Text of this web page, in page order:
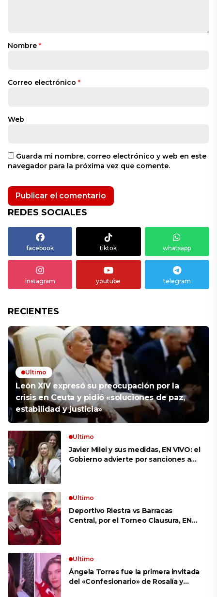
Nombre *
Correo electrónico *
Web
Guarda mi nombre, correo electrónico y web en este
navegador para la próxima vez que comente.
REDES SOCIALES
facebook tiktok whatsapp
instagram youtube telegram
RECIENTES
Ultimo
León XIV expresó su preocupación por la
crisis en Ceuta y pidió «soluciones de paz,
estabilidad y justicia»
Ultimo
Javier Milei y sus medidas, EN VIVO: el
Gobierno advierte por sanciones a
tierras a extranjeros
Ultimo
Deportivo Riestra vs Barracas
Central, por el Torneo Clausura, EN
Ultimo
Ángela Torres fue la primera invitada
del «Confesionario» de Rosalía y